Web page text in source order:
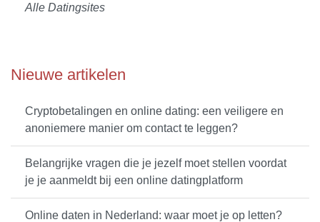
Alle Datingsites
Nieuwe artikelen
Cryptobetalingen en online dating: een veiligere en
anoniemere manier om contact te leggen?
Belangrijke vragen die je jezelf moet stellen voordat
je je aanmeldt bij een online datingplatform
Online daten in Nederland: waar moet je op letten?